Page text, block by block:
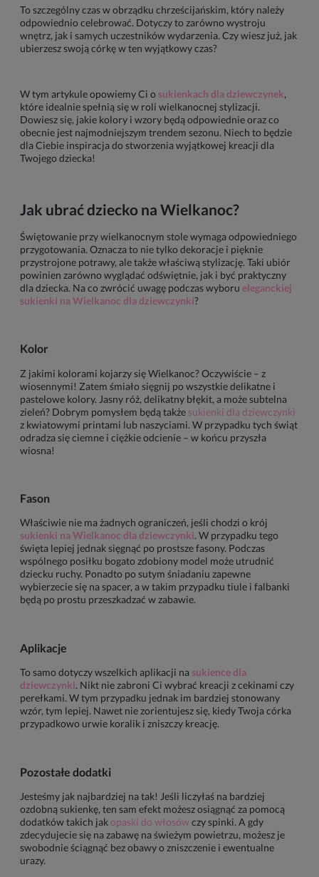
To szczególny czas w obrządku chrześcijańskim, który należy
odpowiednio celebrować. Dotyczy to zarówno wystroju
wnętrz, jak i samych uczestników wydarzenia. Czy wiesz już, jak
ubierzesz swoją córkę w ten wyjątkowy czas?
W tym artykule opowiemy Ci o sukienkach dla dziewczynek,
które idealnie spełnią się w roli wielkanocnej stylizacji.
Dowiesz się, jakie kolory i wzory będą odpowiednie oraz co
obecnie jest najmodniejszym trendem sezonu. Niech to będzie
dla Ciebie inspiracja do stworzenia wyjątkowej kreacji dla
Twojego dziecka!
Jak ubrać dziecko na Wielkanoc?
Świętowanie przy wielkanocnym stole wymaga odpowiedniego
przygotowania. Oznacza to nie tylko dekoracje i pięknie
przystrojone potrawy, ale także właściwą stylizację. Taki ubiór
powinien zarówno wyglądać odświętnie, jak i być praktyczny
dla dziecka. Na co zwrócić uwagę podczas wyboru eleganckiej
sukienki na Wielkanoc dla dziewczynki?
Kolor
Z jakimi kolorami kojarzy się Wielkanoc? Oczywiście – z
wiosennymi! Zatem śmiało sięgnij po wszystkie delikatne i
pastelowe kolory. Jasny róż, delikatny błękit, a może subtelna
zieleń? Dobrym pomysłem będą także sukienki dla dziewczynki
z kwiatowymi printami lub naszyciami. W przypadku tych świąt
odradza się ciemne i ciężkie odcienie – w końcu przyszła
wiosna!
Fason
Właściwie nie ma żadnych ograniczeń, jeśli chodzi o krój
sukienki na Wielkanoc dla dziewczynki. W przypadku tego
święta lepiej jednak sięgnąć po prostsze fasony. Podczas
wspólnego posiłku bogato zdobiony model może utrudnić
dziecku ruchy. Ponadto po sutym śniadaniu zapewne
wybierzecie się na spacer, a w takim przypadku tiule i falbanki
będą po prostu przeszkadzać w zabawie.
Aplikacje
To samo dotyczy wszelkich aplikacji na sukience dla
dziewczynki. Nikt nie zabroni Ci wybrać kreacji z cekinami czy
perełkami. W tym przypadku jednak im bardziej stonowany
wzór, tym lepiej. Nawet nie zorientujesz się, kiedy Twoja córka
przypadkowo urwie koralik i zniszczy kreację.
Pozostałe dodatki
Jesteśmy jak najbardziej na tak! Jeśli liczyłaś na bardziej
ozdobną sukienkę, ten sam efekt możesz osiągnąć za pomocą
dodatków takich jakopaski do włosów czy spinki. A gdy
zdecydujecie się na zabawę na świeżym powietrzu, możesz je
swobodnie ściągnąć bez obawy o zniszczenie i ewentualne
urazy.